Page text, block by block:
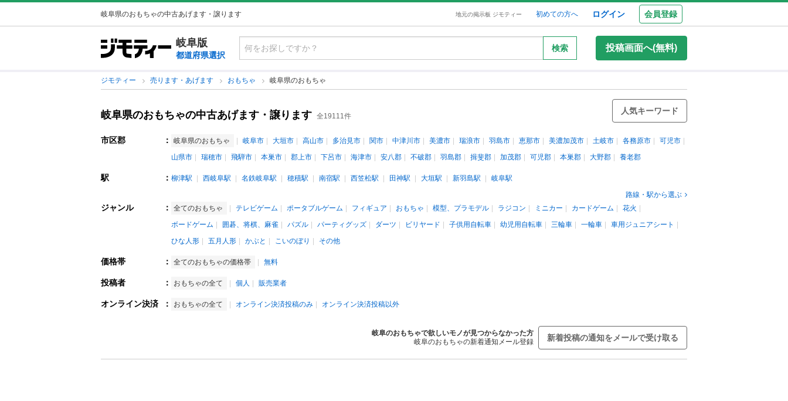
岐阜県のおもちゃの中古あげます・譲ります 地元の掲示板 ジモティー 初めての方へ ログイン 会員登録
岐阜版
都道府県選択
検索 投稿画面へ(無料)
ジモティー 売ります・あげます おもちゃ 岐阜県のおもちゃ
岐阜県のおもちゃの中古あげます・譲ります 全19111件
人気キーワード
市区郡 ： 岐阜県のおもちゃ 岐阜市 大垣市 高山市 多治見市 関市 中津川市 美濃市 瑞浪市 羽島市 恵那市 美濃加茂市 土岐市 各務原市
可児市
山県市
瑞穂市 飛騨市 本巣市 郡上市 下呂市 海津市 安八郡 不破郡 羽島郡 揖斐郡 加茂郡 可児郡 本巣郡 大野郡 養老郡
駅 ： 柳津駅 西岐阜駅 名鉄岐阜駅 穂積駅 南宿駅 西笠松駅 田神駅 大垣駅 新羽島駅
岐阜駅
路線・駅から選ぶ
ジャンル ： 全てのおもちゃ テレビゲーム ポータブルゲーム フィギュア おもちゃ 模型、プラモデル ラジコン ミニカー カードゲーム
花火
ボードゲーム
囲碁、将棋、麻雀 パズル パーティグッズ ダーツ ビリヤード 子供用自転車 幼児用自転車 三輪車 一輪車
車用ジュニアシート
ひな人形
五月人形 かぶと こいのぼり その他
価格帯 ： 全てのおもちゃの価格帯 無料
投稿者 ： おもちゃの全て 個人 販売業者
オンライン決済 ： おもちゃの全て オンライン決済投稿のみ オンライン決済投稿以外
岐阜のおもちゃで欲しいモノが見つからなかった方
岐阜のおもちゃの新着通知メール登録
新着投稿の通知をメールで受け取る